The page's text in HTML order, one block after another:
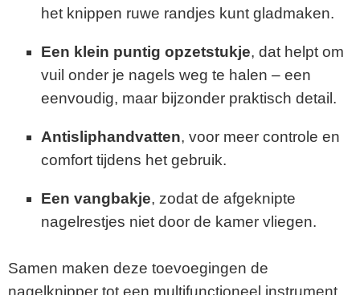
het knippen ruwe randjes kunt gladmaken.
Een klein puntig opzetstukje, dat helpt om
vuil onder je nagels weg te halen – een
eenvoudig, maar bijzonder praktisch detail.
Antisliphandvatten, voor meer controle en
comfort tijdens het gebruik.
Een vangbakje, zodat de afgeknipte
nagelrestjes niet door de kamer vliegen.
Samen maken deze toevoegingen de
nagelknipper tot een multifunctioneel instrument